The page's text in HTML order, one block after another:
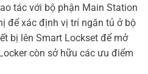
tác với bộ phận Main Station
để xác định vị trí ngăn tủ ở bộ
bị lên Smart Lockset để mở
còn sở hữu các ưu điểm